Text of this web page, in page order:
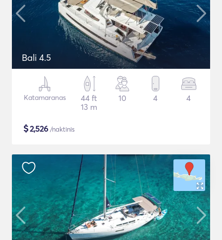
Bali 4.5
Katamaranas
44 ft
13 m
10 4 4
$2,526 /naktinis